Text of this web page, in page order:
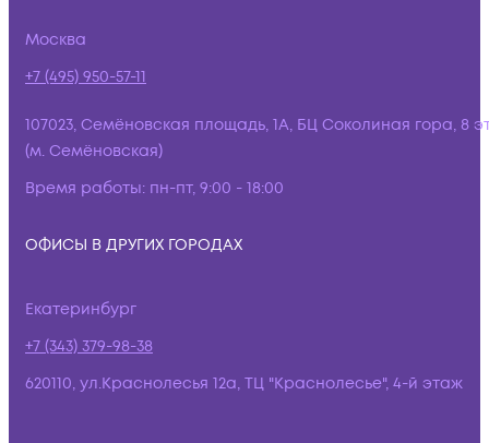
Москва
+7 (495) 950-57-11
107023, Семёновская площадь, 1А, БЦ Соколиная гора, 8
(м. Семёновская)
Время работы: пн-пт, 9:00 - 18:00
ОФИСЫ В ДРУГИХ ГОРОДАХ
Екатеринбург
+7 (343) 379-98-38
620110, ул.Краснолесья 12а, ТЦ "Краснолесье", 4-й этаж